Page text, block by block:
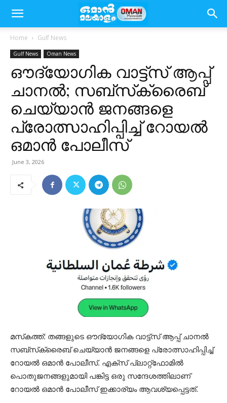
Home Gulf News
Gulf News Oman News
ഔദ്യോഗിക വാട്ട്‌സ് ആപ്പ്
ചാനൽ; സബ്സ്‌ക്രൈബ്
ചെയ്യാൻ ജനങ്ങളെ
പ്രോത്സാഹിപ്പിച്ച് റോയൽ
ഒമാൻ പോലീസ്
June 3, 2026
മസ്‌കത്ത്: തങ്ങളുടെ ഔദ്യോഗിക വാട്ട്‌സ് ആപ്പ് ചാനൽ
സബ്സ്‌ക്രൈബ് ചെയ്യാൻ ജനങ്ങളെ പ്രോത്സാഹിപ്പിച്ച്
റോയൽ ഒമാൻ പോലീസ്. എക്‌സ് പ്ലാറ്റ്‌ഫോമിൽ
പൊതുജനങ്ങളുമായി പങ്കിട്ട ഒരു സന്ദേശത്തിലാണ്
റോയൽ ഒമാൻ പോലീസ് ഇക്കാര്യം ആവശ്യപ്പെട്ടത്.